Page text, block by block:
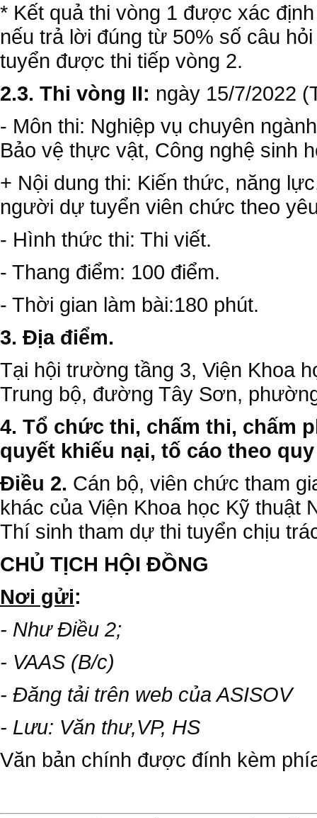
* Kết quả thi vòng 1 được xác
nếu trả lời đúng từ 50% số câu
tuyển được thi tiếp vòng 2.
2.3. Thi vòng II: ngày 15/7/2022
- Môn thi: Nghiệp vụ chuyên
Bảo vệ thực vật, Công nghệ sinh
+ Nội dung thi: Kiến thức, năng
người dự tuyển viên chức theo
- Hình thức thi: Thi viết.
- Thang điểm: 100 điểm.
- Thời gian làm bài:180 phút.
3. Địa điểm.
Tại hội trường tầng 3, Viện Khoa
Trung bộ, đường Tây Sơn,
4. Tổ chức thi, chấm thi, chấm
quyết khiếu nại, tố cáo theo
Điều 2. Cán bộ, viên chức tham
khác của Viện Khoa học Kỹ thuật
Thí sinh tham dự thi tuyển chịu
CHỦ TỊCH HỘI ĐỒNG
Nơi gửi:
- Như Điều 2;
- VAAS (B/c)
- Đăng tải trên web của ASISOV
- Lưu: Văn thư,VP, HS
Văn bản chính được đính kèm